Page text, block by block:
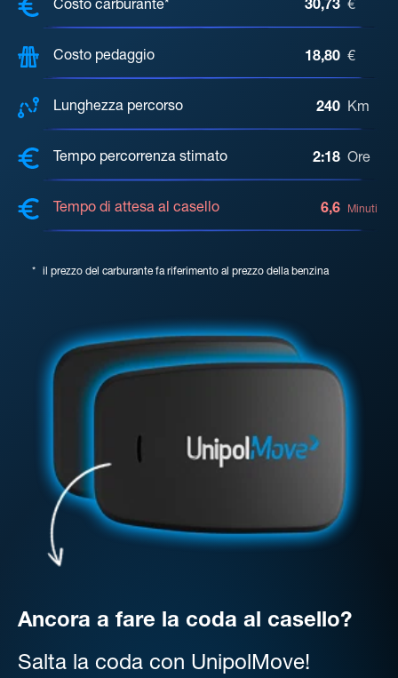
Costo carburante* 30,73 €
Costo pedaggio 18,80 €
Lunghezza percorso 240 Km
Tempo percorrenza stimato 2:18 Ore
Tempo di attesa al casello 6,6 Minuti
* il prezzo del carburante fa riferimento al prezzo della benzina
Ancora a fare la coda al casello?
Salta la coda con UnipolMove!